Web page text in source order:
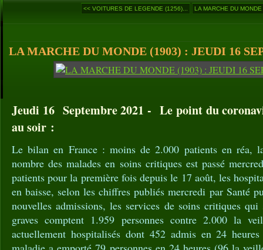
<< VOITURES DE LEGENDE (1256)... LA MARCHE DU
LA MARCHE DU MONDE (1903) : JEUDI 16
Jeudi 16 Septembre 2021 - Le point du
au soir :
Le bilan en France : moins de 2.000 patients en réa,
nombre des malades en soins critiques est passé
patients pour la première fois depuis le 17 août, les
en baisse, selon les chiffres publiés mercredi par Santé
nouvelles admissions, les services de soins critiques
graves comptent 1.959 personnes contre 2.000 la
actuellement hospitalisés dont 452 admis en 24